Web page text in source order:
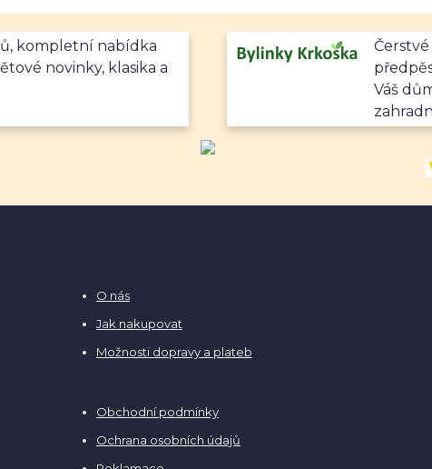
kompletní nabídka
novinky, klasika a
Váš
O nás
Jak nakupovat
Možnosti dopravy a plateb
Obchodní podmínky
Ochrana osobních údajů